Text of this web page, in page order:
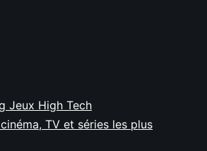
Jeux High Tech
TV et séries les plus